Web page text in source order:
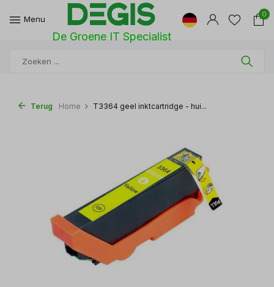
Menu
De Groene IT Specialist
0
Terug Home T3364 geel inktcartridge - hui...